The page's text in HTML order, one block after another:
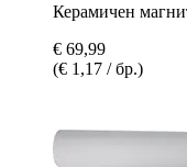
Керамичен
€ 69,99
(€ 1,17 / бр.)